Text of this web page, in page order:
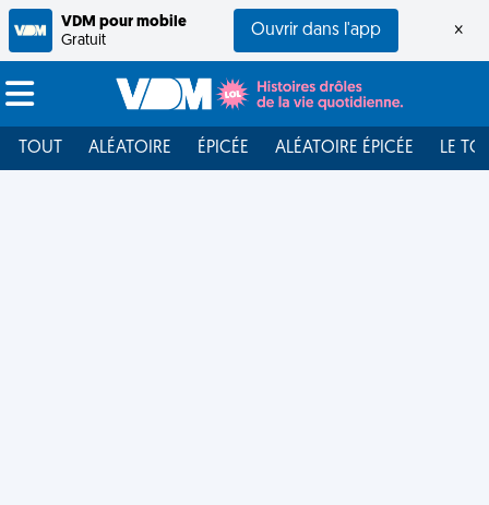
VDM pour mobile
Gratuit
Ouvrir dans l'app ×
TOUT ALÉATOIRE ÉPICÉE ALÉATOIRE ÉPICÉE LE